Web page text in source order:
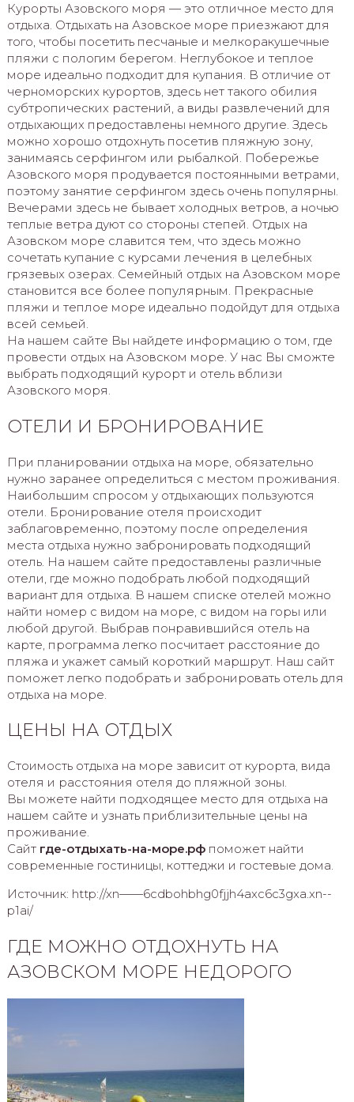
Курорты Азовского моря — это отличное место для
отдыха. Отдыхать на Азовское море приезжают для
того, чтобы посетить песчаные и мелкоракушечные
пляжи с пологим берегом. Неглубокое и теплое
море идеально подходит для купания. В отличие от
черноморских курортов, здесь нет такого обилия
субтропических растений, а виды развлечений для
отдыхающих предоставлены немного другие. Здесь
можно хорошо отдохнуть посетив пляжную зону,
занимаясь серфингом или рыбалкой. Побережье
Азовского моря продувается постоянными ветрами,
поэтому занятие серфингом здесь очень популярны.
Вечерами здесь не бывает холодных ветров, а ночью
теплые ветра дуют со стороны степей. Отдых на
Азовском море славится тем, что здесь можно
сочетать купание с курсами лечения в целебных
грязевых озерах. Семейный отдых на Азовском море
становится все более популярным. Прекрасные
пляжи и теплое море идеально подойдут для отдыха
всей семьей.
На нашем сайте Вы найдете информацию о том, где
провести отдых на Азовском море. У нас Вы сможте
выбрать подходящий курорт и отель вблизи
Азовского моря.
ОТЕЛИ И БРОНИРОВАНИЕ
При планировании отдыха на море, обязательно
нужно заранее определиться с местом проживания.
Наибольшим спросом у отдыхающих пользуются
отели. Бронирование отеля происходит
заблаговременно, поэтому после определения
места отдыха нужно забронировать подходящий
отель. На нашем сайте предоставлены различные
отели, где можно подобрать любой подходящий
вариант для отдыха. В нашем списке отелей можно
найти номер с видом на море, с видом на горы или
любой другой. Выбрав понравившийся отель на
карте, программа легко посчитает расстояние до
пляжа и укажет самый короткий маршрут. Наш сайт
поможет легко подобрать и забронировать отель для
отдыха на море.
ЦЕНЫ НА ОТДЫХ
Стоимость отдыха на море зависит от курорта, вида
отеля и расстояния отеля до пляжной зоны.
Вы можете найти подходящее место для отдыха на
нашем сайте и узнать приблизительные цены на
проживание.
Сайт где-отдыхать-на-море.рфпоможет найти
современные гостиницы, коттеджи и гостевые дома.
Источник: http://xn——6cdbohbhg0fjjh4axc6c3gxa.xn--
p1ai/
ГДЕ МОЖНО ОТДОХНУТЬ НА
АЗОВСКОМ МОРЕ НЕДОРОГО